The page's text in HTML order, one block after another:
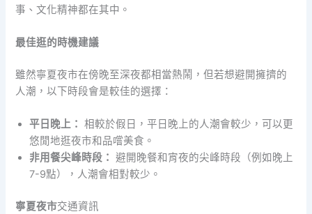
事、文化精神都在其中。
最佳逛的時機建議
雖然寧夏夜市在傍晚至深夜都相當熱鬧，但若想避開擁擠的
人潮，以下時段會是較佳的選擇：
平日晚上： 相較於假日，平日晚上的人潮會較少，可以更
悠閒地逛夜市和品嚐美食。
非用餐尖峰時段： 避開晚餐和宵夜的尖峰時段（例如晚上
7-9點），人潮會相對較少。
寧夏夜市交通資訊